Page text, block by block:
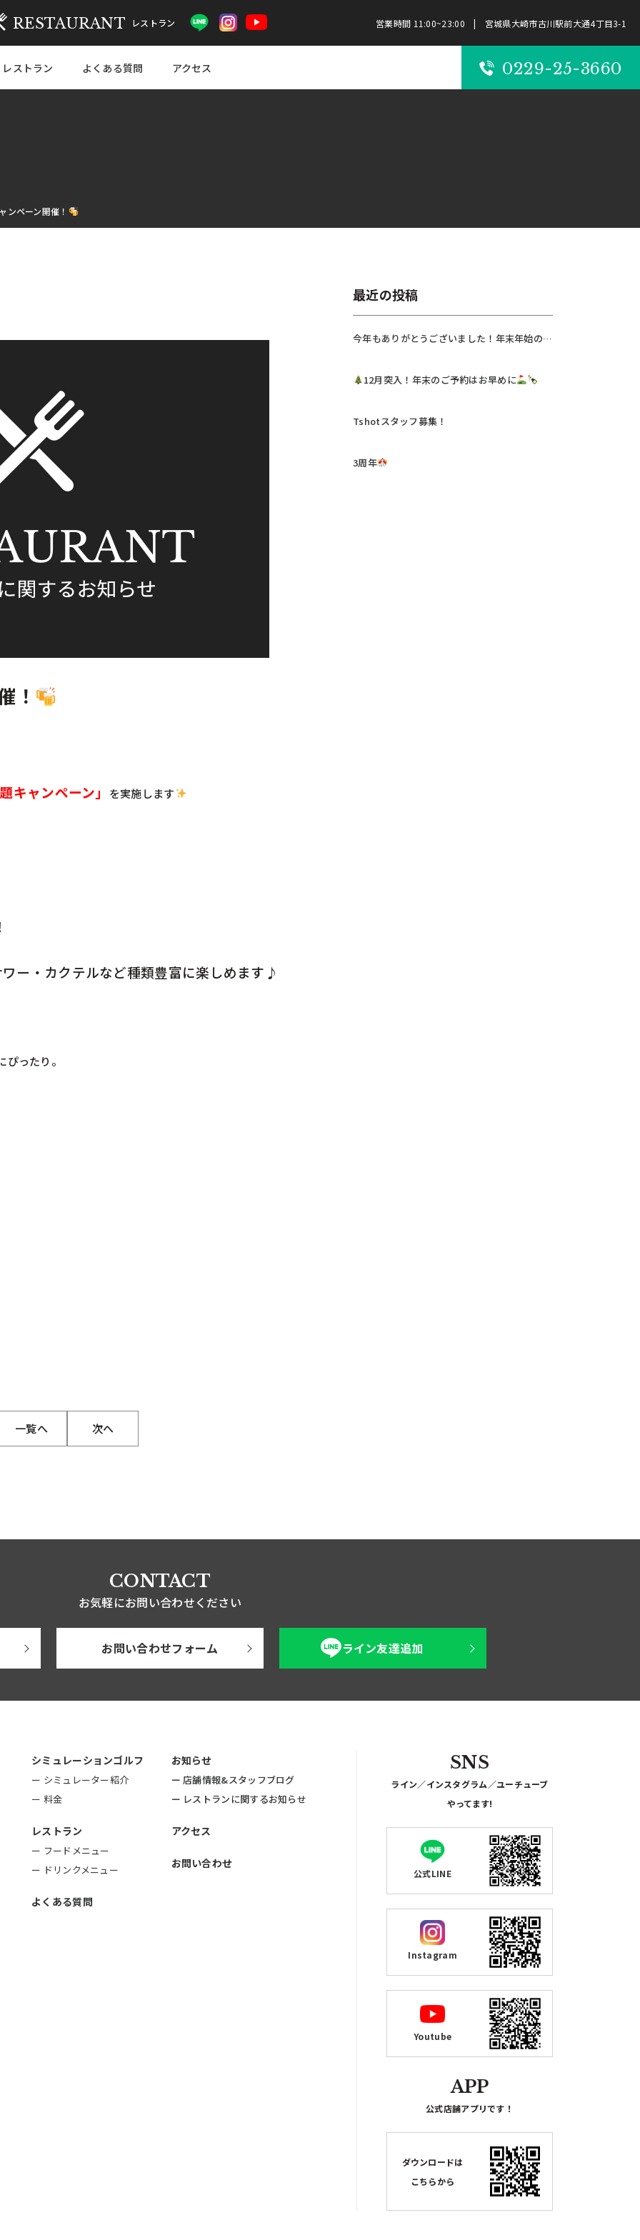
RESTAURANTレストラン 営業時間 11:00~23:00 | 宮城県大崎市古川駅前大通4丁目3-1
レストラン よくある質問 アクセス 0229-25-3660
ンペーン開催！
！
キャンペーン」 を実施します
ー・カクテルなど種類豊富に楽しめます♪
ったり。
一覧へ 次へ
最近の投稿
今年もありがとうございました！年末年始のお知らせ
12月突入！年末のご予約はお早めに
Tshotスタッフ募集！
3周年
CONTACT
お気軽にお問い合わせください
お問い合わせフォーム ライン友達追加
シミュレーションゴルフ
ー シミュレーター紹介
ー 料金
レストラン
ー フードメニュー
ー ドリンクメニュー
よくある質問
お知らせ
ー 店舗情報&スタッフブログ
ー レストランに関するお知らせ
アクセス
お問い合わせ
SNS
ライン／インスタグラム／ユーチューブ
やってます!
公式LINE
Instagram
Youtube
APP
公式店舗アプリです！
ダウンロードは
こちらから